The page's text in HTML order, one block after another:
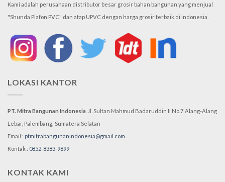
Kami adalah perusahaan distributor besar grosir bahan bangunan yang menjual
"Shunda Plafon PVC" dan atap UPVC dengan harga grosir terbaik di Indonesia.
LOKASI KANTOR
PT. Mitra Bangunan Indonesia Jl. Sultan Mahmud Badaruddin II No.7 Alang-Alang
Lebar, Palembang, Sumatera Selatan
Email : ptmitrabangunanindonesia@gmail.com
Kontak : 0852-8383-9899
KONTAK KAMI